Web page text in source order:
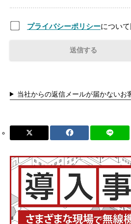
プライバシーポリシーについ
当社からの返信メールが届かないお